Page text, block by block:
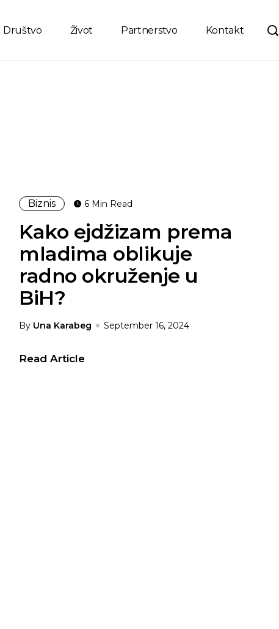
Društvo Život Partnerstvo Kontakt
Biznis 6 Min Read
Kako ejdžizam prema
mladima oblikuje
radno okruženje u
BiH?
By Una Karabeg September 16, 2024
Read Article